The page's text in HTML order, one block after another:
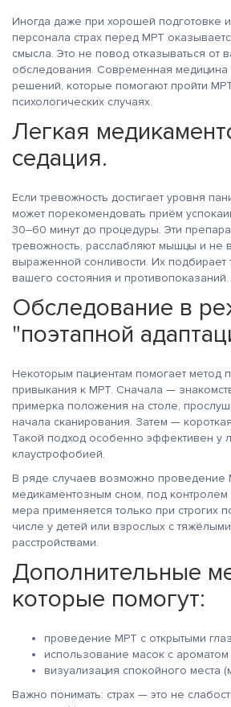
Иногда даже при хорошей подготовке
персонала страх перед МРТ
смысла. Это не повод отказываться от
обследования. Современная медицина
решений, которые помогают пройти
психологических случаях.
Легкая
седация.
Если тревожность достигает уровня
может порекомендовать приём
30–60 минут до процедуры. Эти
тревожность, расслабляют мышцы и не
выраженной сонливости. Их подбирает
вашего состояния и противопоказаний.
Обследование в
"поэтапной
Некоторым пациентам помогает метод
привыкания к МРТ. Сначала —
примерка положения на столе,
начала сканирования. Затем —
Такой подход особенно эффективен у
клаустрофобией.
В ряде случаев возможно
медикаментозным сном, под контролем
мера применяется только при строгих
числе у детей или взрослых с
расстройствами.
Дополнительные
которые помогут:
проведение МРТ с открытыми
использование масок с
визуализация спокойного места
Важно понимать: страх — это не